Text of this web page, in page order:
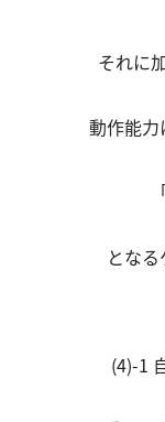
それに
動作能力
とな
(4)-1